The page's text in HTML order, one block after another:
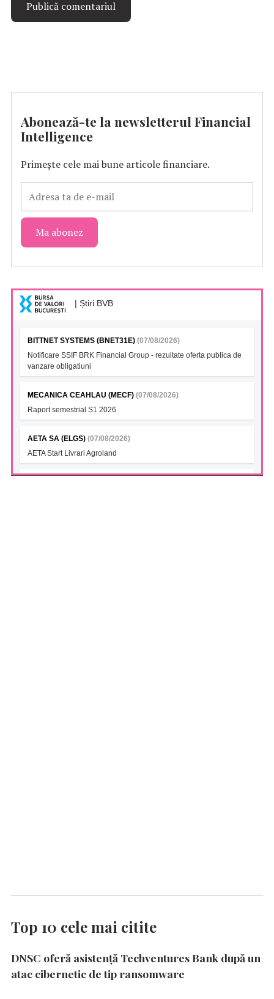
Abonează-te la newsletterul Financial
Intelligence
Primește cele mai bune articole financiare.
| Știri BVB
BITTNET SYSTEMS (BNET31E) (07/08/2026)
Notificare SSIF BRK Financial Group - rezultate oferta publica de
vanzare obligatiuni
MECANICA CEAHLAU (MECF) (07/08/2026)
Raport semestrial S1 2026
AETA SA (ELGS) (07/08/2026)
AETA Start Livrari Agroland
Top 10 cele mai citite
DNSC oferă asistență Techventures Bank după un
atac cibernetic de tip ransomware